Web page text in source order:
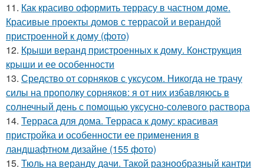
11. Как красиво оформить террасу в частном доме.
Красивые проекты домов с террасой и верандой
пристроенной к дому (фото)
12. Крыши веранд пристроенных к дому. Конструкция
крыши и ее особенности
13. Средство от сорняков с уксусом. Никогда не трачу
силы на прополку сорняков: я от них избавляюсь в
солнечный день с помощью уксусно-солевого раствора
14. Терраса для дома. Терраса к дому: красивая
пристройка и особенности ее применения в
ландшафтном дизайне (155 фото)
15. Тюль на веранду дачи. Такой разнообразный кантри